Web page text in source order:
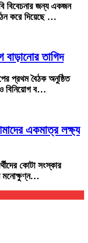
বিবেচনার জন্য একজন
করে দিয়েছে …
বাড়ানোর তাগিদ
প্রথম বৈঠক অনুষ্ঠিত
বিনিয়োগ ব…
একমাত্র লক্ষ্য
কোটা সংস্কার
মনোক্ষুণ্ন…